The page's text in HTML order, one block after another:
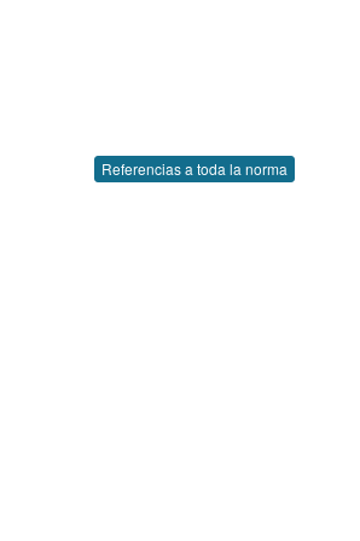
Referencias a toda la norma